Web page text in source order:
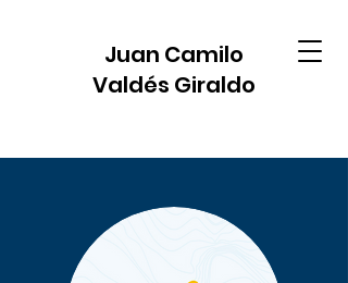
Juan Camilo
Valdés Giraldo